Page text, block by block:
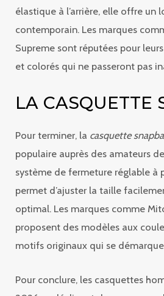
élastique à l’arrière, elle offre un
contemporain. Les marques
Supreme sont réputées pour
et colorés qui ne passeront pas
LA CASQUETTE
Pour terminer, la casquette
populaire auprès des amateurs
système de fermeture réglable à
permet d’ajuster la taille
optimal. Les marques comme
proposent des modèles aux
motifs originaux qui se
Pour conclure, les casquettes